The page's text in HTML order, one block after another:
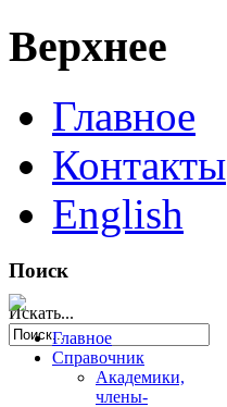
Верхнее
Главное
Контакты
English
Поиск
Искать...
Главное
Справочник
Академики,
члены-